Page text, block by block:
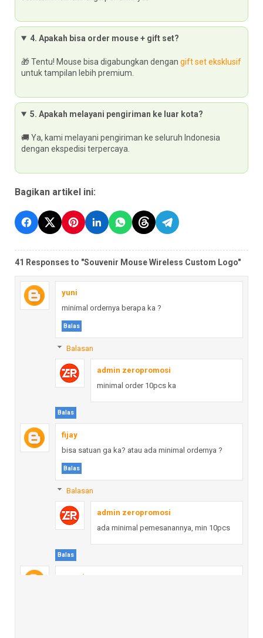
4. Apakah bisa order mouse + gift set?
🎁 Tentu! Mouse bisa digabungkan dengan gift set eksklusif
untuk tampilan lebih premium.
5. Apakah melayani pengiriman ke luar kota?
🚚 Ya, kami melayani pengiriman ke seluruh Indonesia
dengan ekspedisi terpercaya.
Bagikan artikel ini:
41 Responses to "Souvenir Mouse Wireless Custom Logo"
yuni
minimal ordernya berapa ka ?
Balas
Balasan
admin zeropromosi
minimal order 10pcs ka
Balas
fijay
bisa satuan ga ka? atau ada minimal ordernya ?
Balas
Balasan
admin zeropromosi
ada minimal pemesanannya, min 10pcs
Balas
one piece